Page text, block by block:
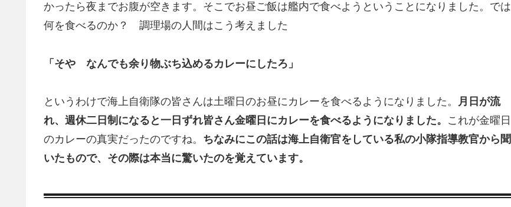
かったら夜までお腹が空きます。そこでお昼ご飯は艦内で食べようということになりました。では
何を食べるのか？ 調理場の人間はこう考えました
「そや なんでも余り物ぶち込めるカレーにしたろ」
というわけで海上自衛隊の皆さんは土曜日のお昼にカレーを食べるようになりました。 月日が流
れ、週休二日制になると一日ずれ皆さん金曜日にカレーを食べるようになりました。 これが金曜日
のカレーの真実だったのですね。 ちなみにこの話は海上自衛官をしている私の小隊指導教官から聞
いたもので、その際は本当に驚いたのを覚えています。